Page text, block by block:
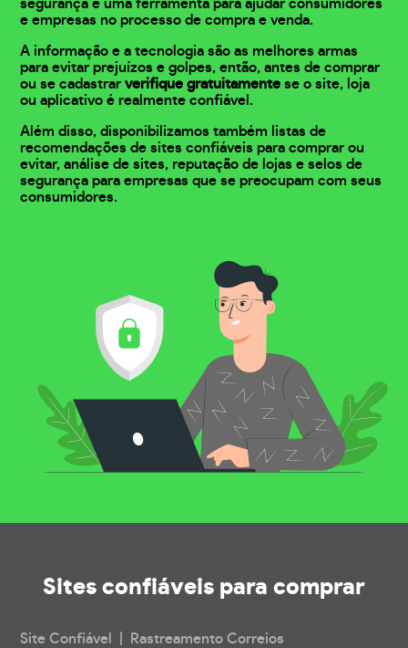
segurança e uma ferramenta para ajudar consumidores
e empresas no processo de compra e venda.
A informação e a tecnologia são as melhores armas
para evitar prejuízos e golpes, então, antes de comprar
ou se cadastrarverifique gratuitamente se o site, loja
ou aplicativo é realmente confiável.
Além disso, disponibilizamos também listas de
recomendações de sites confiáveis para comprar ou
evitar, análise de sites, reputação de lojas e selos de
segurança para empresas que se preocupam com seus
consumidores.
Sites confiáveis para comprar
Site Confiável | Rastreamento Correios